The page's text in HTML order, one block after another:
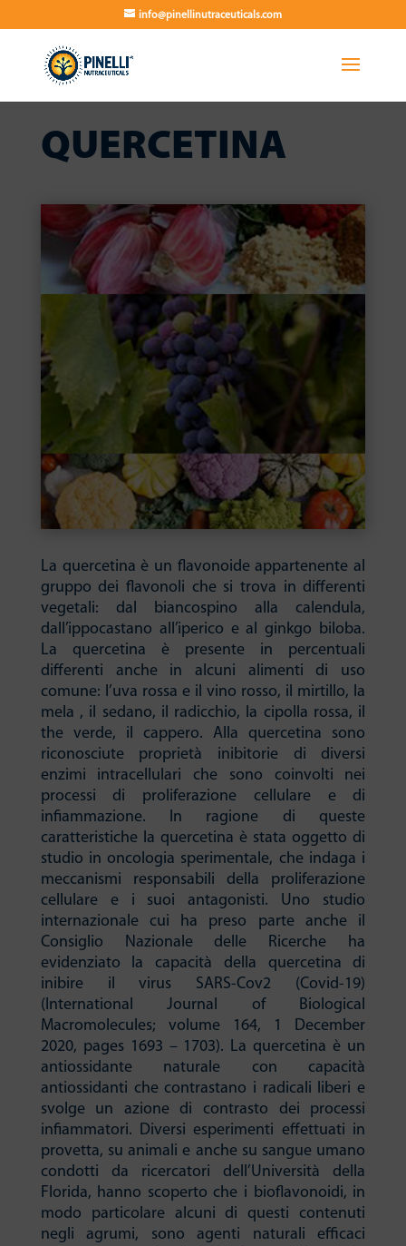
info@pinellinutraceuticals.com
QUERCETINA
La quercetina è un flavonoide appartenente al
gruppo dei flavonoli che si trova in differenti
vegetali: dal biancospino alla calendula,
dall’ippocastano all’iperico e al ginkgo biloba.
La quercetina è presente in percentuali
differenti anche in alcuni alimenti di uso
comune: l’uva rossa e il vino rosso, il mirtillo, la
mela , il sedano, il radicchio, la cipolla rossa, il
the verde, il cappero. Alla quercetina sono
riconosciute proprietà inibitorie di diversi
enzimi intracellulari che sono coinvolti nei
processi di proliferazione cellulare e di
infiammazione. In ragione di queste
caratteristiche la quercetina è stata oggetto di
studio in oncologia sperimentale, che indaga i
meccanismi responsabili della proliferazione
cellulare e i suoi antagonisti. Uno studio
internazionale cui ha preso parte anche il
Consiglio Nazionale delle Ricerche ha
evidenziato la capacità della quercetina di
inibire il virus SARS-Cov2 (Covid-19)
(International Journal of Biological
Macromolecules; volume 164, 1 December
2020, pages 1693 – 1703). La quercetina è un
antiossidante naturale con capacità
antiossidanti che contrastano i radicali liberi e
svolge un azione di contrasto dei processi
infiammatori. Diversi esperimenti effettuati in
provetta, su animali e anche su sangue umano
condotti da ricercatori dell’Università della
Florida, hanno scoperto che i bioflavonoidi, in
modo particolare alcuni di questi contenuti
negli agrumi, sono agenti naturali efficaci